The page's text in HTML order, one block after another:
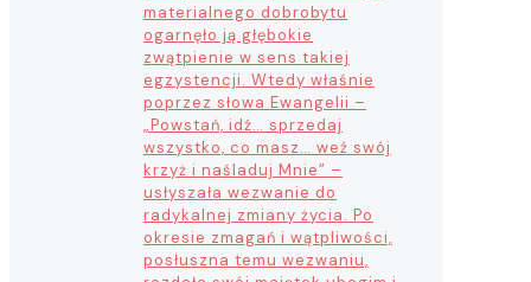
materialnego dobrobytu
ogarnęło ją głębokie
zwątpienie w sens takiej
egzystencji. Wtedy właśnie
poprzez słowa Ewangelii –
„Powstań, idź… sprzedaj
wszystko, co masz… weź swój
krzyż i naśladuj Mnie” –
usłyszała wezwanie do
radykalnej zmiany życia. Po
okresie zmagań i wątpliwości,
posłuszna temu wezwaniu,